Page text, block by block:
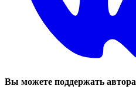
Вы можете поддержать автора